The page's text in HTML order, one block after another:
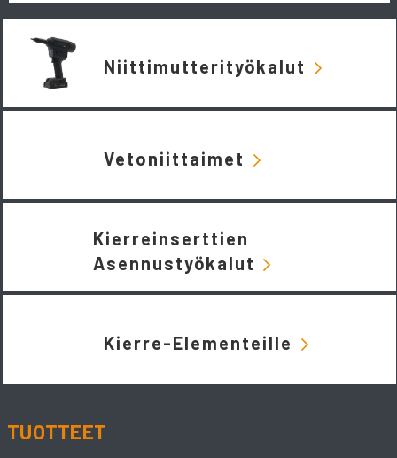
Niittimutterityökalut
Vetoniittaimet
Kierreinserttien
Asennustyökalut
Kierre-Elementeille
TUOTTEET